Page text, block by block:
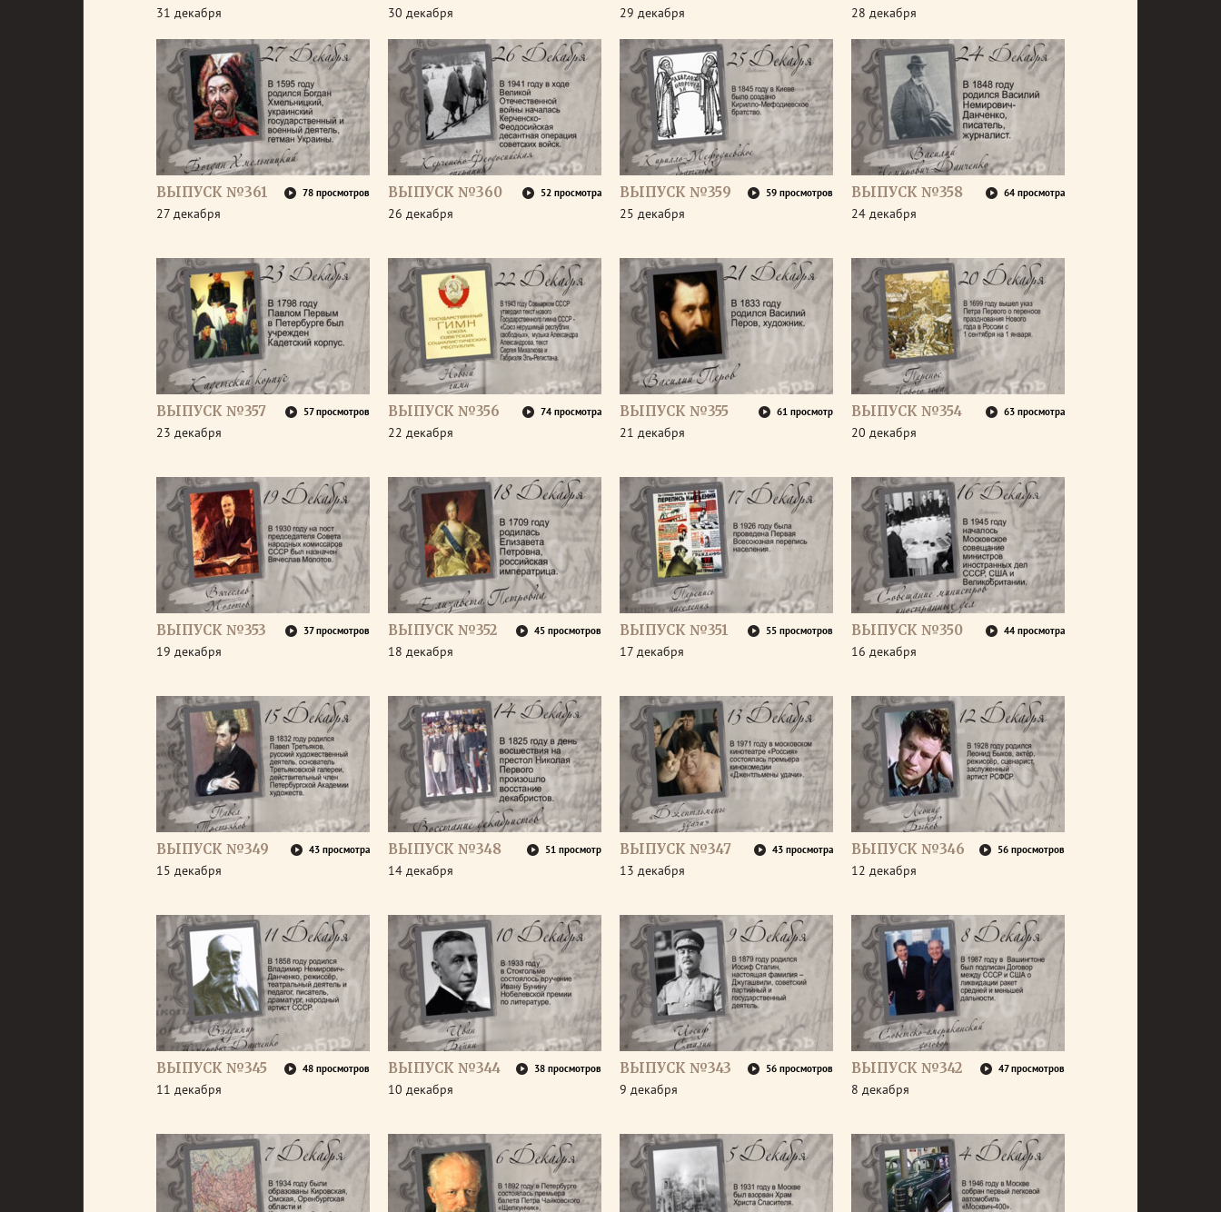
31 декабря 30 декабря 29 декабря 28 декабря
ВЫПУСК №361 78 просмотров
27 декабря
ВЫПУСК №360 52 просмотра
26 декабря
ВЫПУСК №359 59 просмотров
25 декабря
ВЫПУСК №358 64 просмотра
24 декабря
ВЫПУСК №357 57 просмотров
23 декабря
ВЫПУСК №356 74 просмотра
22 декабря
ВЫПУСК №355 61 просмотр
21 декабря
ВЫПУСК №354 63 просмотра
20 декабря
ВЫПУСК №353 37 просмотров
19 декабря
ВЫПУСК №352 45 просмотров
18 декабря
ВЫПУСК №351 55 просмотров
17 декабря
ВЫПУСК №350 44 просмотра
16 декабря
ВЫПУСК №349 43 просмотра
15 декабря
ВЫПУСК №348 51 просмотр
14 декабря
ВЫПУСК №347 43 просмотра
13 декабря
ВЫПУСК №346 56 просмотров
12 декабря
ВЫПУСК №345 48 просмотров
11 декабря
ВЫПУСК №344 38 просмотров
10 декабря
ВЫПУСК №343 56 просмотров
9 декабря
ВЫПУСК №342 47 просмотров
8 декабря